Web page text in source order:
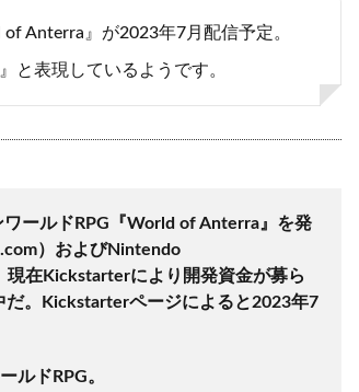
Anterra』が2023年7月配信予定。
と表現しているようです。
ールドRPG『World of Anterra』を発
）およびNintendo
在Kickstarterにより開発資金が募ら
。Kickstarterページによると2023年7
ルドRPG。